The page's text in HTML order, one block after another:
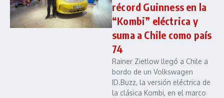
récord Guinness en la
“Kombi” eléctrica y
suma a Chile como país
74
Rainer Zietlow llegó a Chile a
bordo de un Volkswagen
ID.Buzz, la versión eléctrica de
la clásica Kombi, en el marco